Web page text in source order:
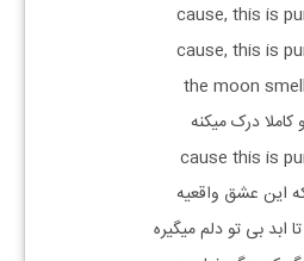
the moon
کاملا درک میکنه
cause this is
این عشق واقعیه
ابد بی تو دلم میگیره